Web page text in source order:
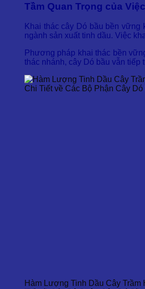
Tầm Quan Trọng của
Khai thác cây Dó bầu bền vững
ngành sản xuất tinh dầu. Việc
Phương pháp khai thác bền
thác nhánh, cây Dó bầu vẫn tiếp
Hàm Lượng Tinh Dầu Cây